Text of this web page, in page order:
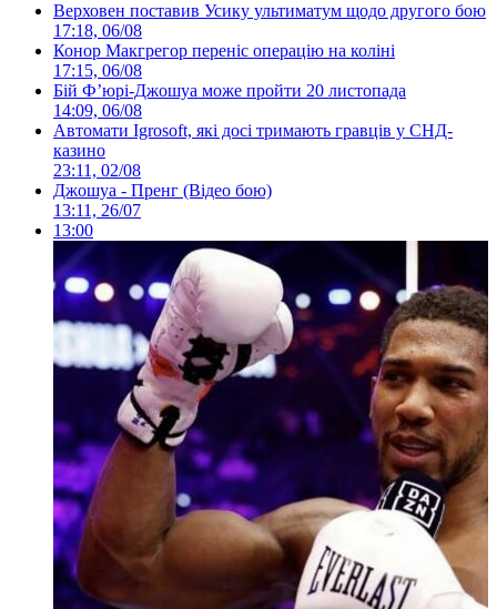
Верховен поставив Усику ультиматум щодо другого бою
17:18, 06/08
Конор Макгрегор переніс операцію на коліні
17:15, 06/08
Бій Ф’юрі-Джошуа може пройти 20 листопада
14:09, 06/08
Автомати Igrosoft, які досі тримають гравців у СНД-
казино
23:11, 02/08
Джошуа - Пренг (Відео бою)
13:11, 26/07
13:00